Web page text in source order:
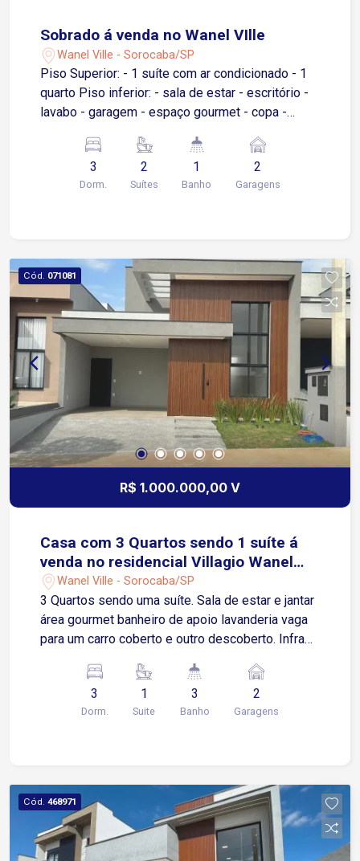
de acesso e tranquilidade aos moradores Salão
de festas para confraternizações Quadra de
futebol Área de lazer Playground Entre em
contato e saiba mais!
Sobrado á venda no Wanel VIlle
Wanel Ville - Sorocaba/SP
Piso Superior: - 1 suíte com ar condicionado - 1
quarto Piso inferior: - sala de estar - escritório -
lavabo - garagem - espaço gourmet - copa -
de serviço - 2 vagas de garagem
3
Dorm.
2
Suítes
1
Banho
2
Garagens
Cód. 071081
R$ 1.000.000,00 V
Casa com 3 Quartos sendo 1 suíte á
venda no residencial Villagio Wanel
em Sorocaba-SP.
Wanel Ville - Sorocaba/SP
3 Quartos sendo uma suíte. Sala de estar e jantar
área gourmet banheiro de apoio lavanderia vaga
para um carro coberto e outro descoberto. Infra
Esquadrias em alumínio painel ripado na fachada
em alumínio. Pedras cozinha e área gourmet no
preto são Gabriel. Lavatórios no branco plaime.
entregue com planejado é cooktop 05 bocas
eletrolux. Características do imóvel Área de
serviço Armários na cozinha Churrasqueira
Varanda Características do condomínio Área
3
Dorm.
1
Suite
3
Banho
2
Garagens
Cód. 468971